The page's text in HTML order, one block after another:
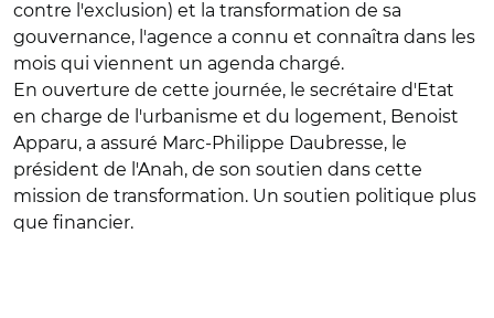
contre l'exclusion) et la transformation de sa
gouvernance, l'agence a connu et connaîtra dans les
mois qui viennent un agenda chargé.
En ouverture de cette journée, le secrétaire d'Etat
en charge de l'urbanisme et du logement, Benoist
Apparu, a assuré Marc-Philippe Daubresse, le
président de l'Anah, de son soutien dans cette
mission de transformation. Un soutien politique plus
que financier.